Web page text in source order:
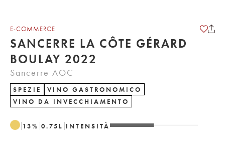
E-COMMERCE
SANCERRE LA CÔTE GÉRARD
BOULAY 2022
Sancerre AOC
SPEZIE
VINO GASTRONOMICO
VINO DA INVECCHIAMENTO
13% 0.75 L INTENSITÀ